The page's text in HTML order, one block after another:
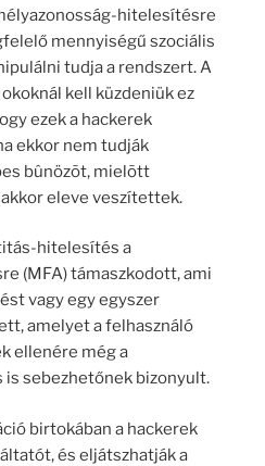
hitelesítésre
mennyiségű szociális
tudja a rendszert. A
kell küzdeniük ez
ezek a hackerek
ekkor nem tudják
bûnözõt, mielõtt
eleve veszítettek.
hitelesítés a
(MFA) támaszkodott, ami
vagy egy egyszer
amelyet a felhasználó
ellenére még a
sebezhetőnek bizonyult.
birtokában a hackerek
és eljátszhatják a